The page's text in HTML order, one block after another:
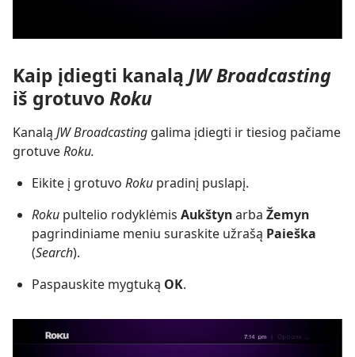
Kaip įdiegti kanalą JW Broadcasting
iš grotuvoRoku
Kanalą JW Broadcasting galima įdiegti ir tiesiog pačiame
grotuveRoku.
Eikite į grotuvo Roku pradinį puslapį.
Roku pultelio rodyklėmis Aukštynarba Žemyn
pagrindiniame meniu suraskite užrašą Paieška
(Search).
Paspauskite mygtuką OK.